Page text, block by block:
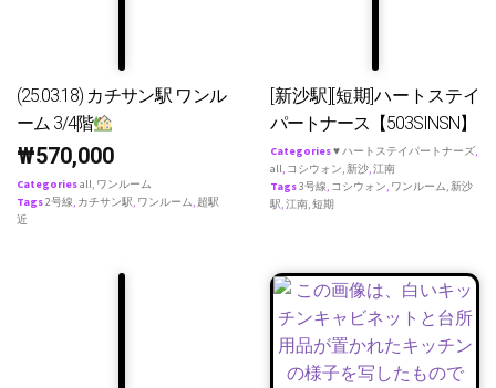
(25.03.18) カチサン駅 ワンル
ーム 3/4階
₩570,000
Categoriesall, ワンルーム
Tags2号線, カチサン駅, ワンルーム, 超駅
近
[新沙駅][短期]ハートステイ
パートナース【503SINSN】
Categories♥ ハートステイパートナーズ,
all, コシウォン,新沙,江南
Tags3号線, コシウォン, ワンルーム,新沙
駅,江南,短期